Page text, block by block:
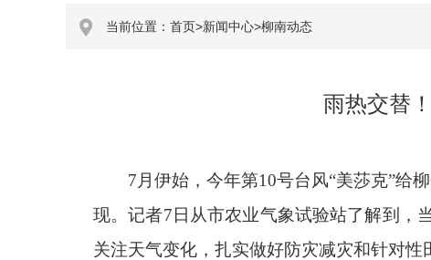
当前位置： 首页>新闻中心>柳南动态
雨热交替
7月伊始，今年第10号台风“美莎克”给
现。记者7日从市农业气象试验站了解到，
关注天气变化，扎实做好防灾减灾和针对性